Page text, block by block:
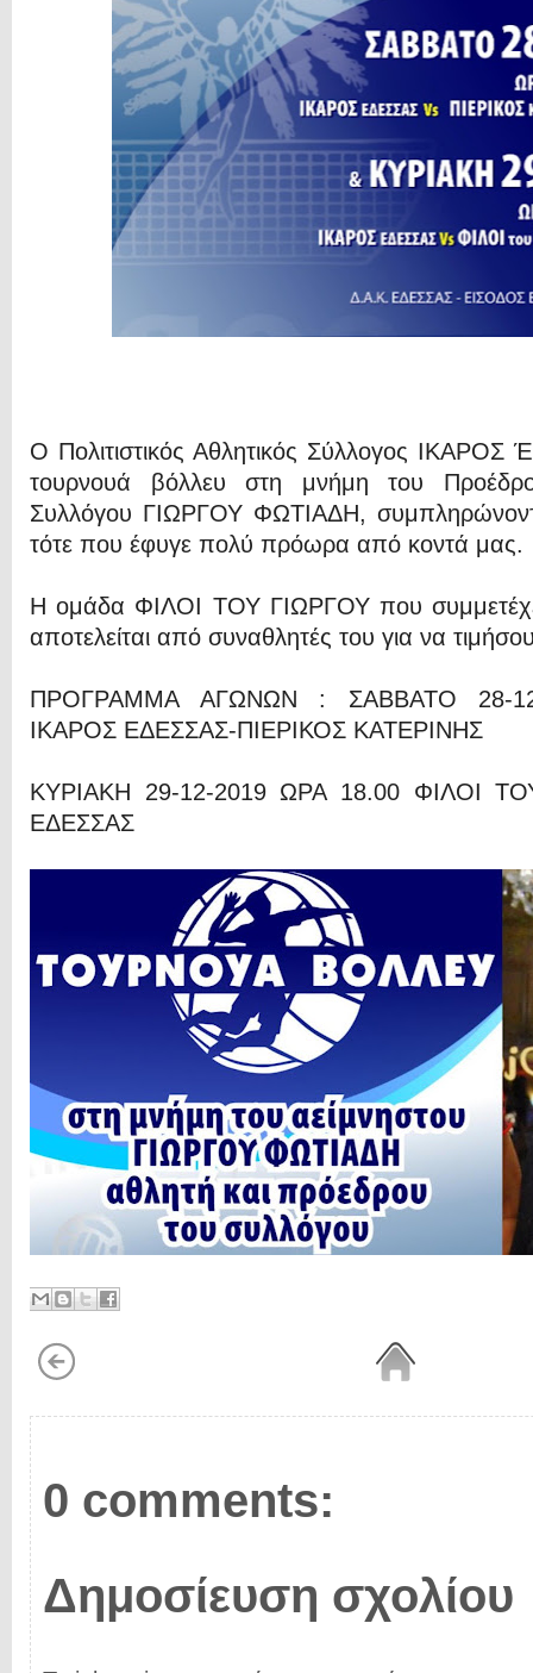
Ο Πολιτιστικός Αθλητικός Σύλλογος ΙΚΑΡΟΣ
τουρνουά βόλλευ στη μνήμη του
Συλλόγου ΓΙΩΡΓΟΥ ΦΩΤΙΑΔΗ,
τότε που έφυγε πολύ πρόωρα από κοντά μας.
Η ομάδα ΦΙΛΟΙ ΤΟΥ ΓΙΩΡΓΟΥ που
αποτελείται από συναθλητές του για να
ΠΡΟΓΡΑΜΜΑ ΑΓΩΝΩΝ : ΣΑΒΒΑΤΟ 28-
ΙΚΑΡΟΣ ΕΔΕΣΣΑΣ-ΠΙΕΡΙΚΟΣ ΚΑΤΕΡΙΝΗΣ
ΚΥΡΙΑΚΗ 29-12-2019 ΩΡΑ 18.00 ΦΙΛΟΙ
ΕΔΕΣΣΑΣ
0 comments:
Δημοσίευση σχολίου